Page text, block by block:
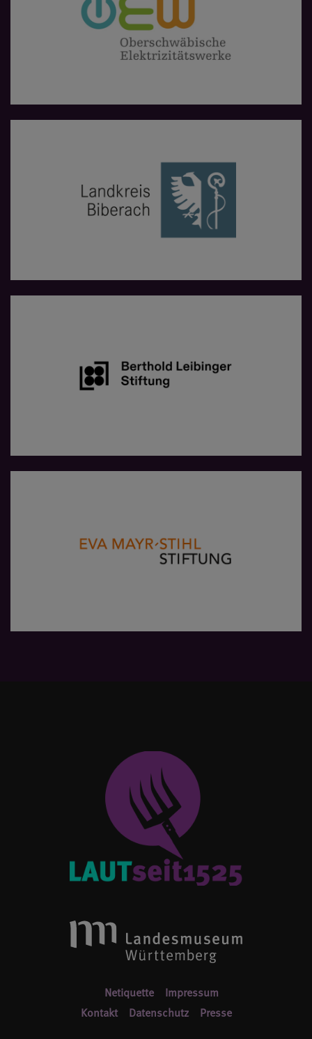
Netiquette
Impressum
Kontakt
Datenschutz Presse